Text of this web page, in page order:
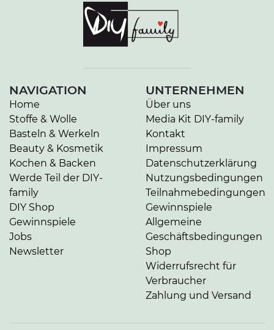
NAVIGATION
Home
Stoffe & Wolle
Basteln & Werkeln
Beauty & Kosmetik
Kochen & Backen
Werde Teil der DIY-
family
DIY Shop
Gewinnspiele
Jobs
Newsletter
UNTERNEHMEN
Über uns
Media Kit DIY-family
Kontakt
Impressum
Datenschutzerklärung
Nutzungsbedingungen
Teilnahmebedingungen
Gewinnspiele
Allgemeine
Geschäftsbedingungen
Shop
Widerrufsrecht für
Verbraucher
Zahlung und Versand